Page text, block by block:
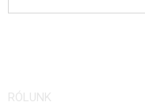
RÓLUNK